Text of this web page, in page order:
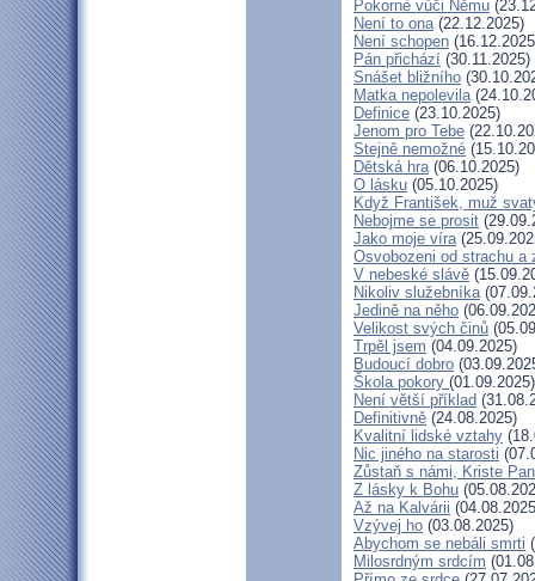
Pokorné vůči Němu
Není to ona(22.12.2025)
Není schopen
Pán přichází (30.11.2025)
Snášet bližního
Matka nepolevila
Definice (23.10.2025)
Jenom pro Tebe
Stejně nemožné
Dětská hra(06.10.2025)
O lásku (05.10.2025)
Když František, muž
Nebojme se prosit
Jako moje víra
Osvobozeni od strachu a
V nebeské slávě
Nikoliv služebníka
Jedině na něho
Velikost svých činů
Trpěl jsem (04.09.2025)
Budoucí dobro
Škola pokory (01.09.2025)
Není větší příklad
Definitivně (24.08.2025)
Kvalitní lidské vztahy
Nic jiného na starosti
Zůstaň s námi, Kriste
Z lásky k Bohu
Až na Kalvárii
Vzývej ho (03.08.2025)
Abychom se nebáli smrti
Milosrdným srdcím